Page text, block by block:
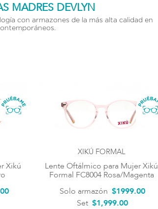
MADRES DEVLYN
con armazones de la más alta calidad en
Xikú
00
XIKÚ FORMAL
Lente Oftálmico para Mujer Xikú
Formal FC8004 Rosa/Magenta
Solo armazón $1999.00
Set $1,999.00